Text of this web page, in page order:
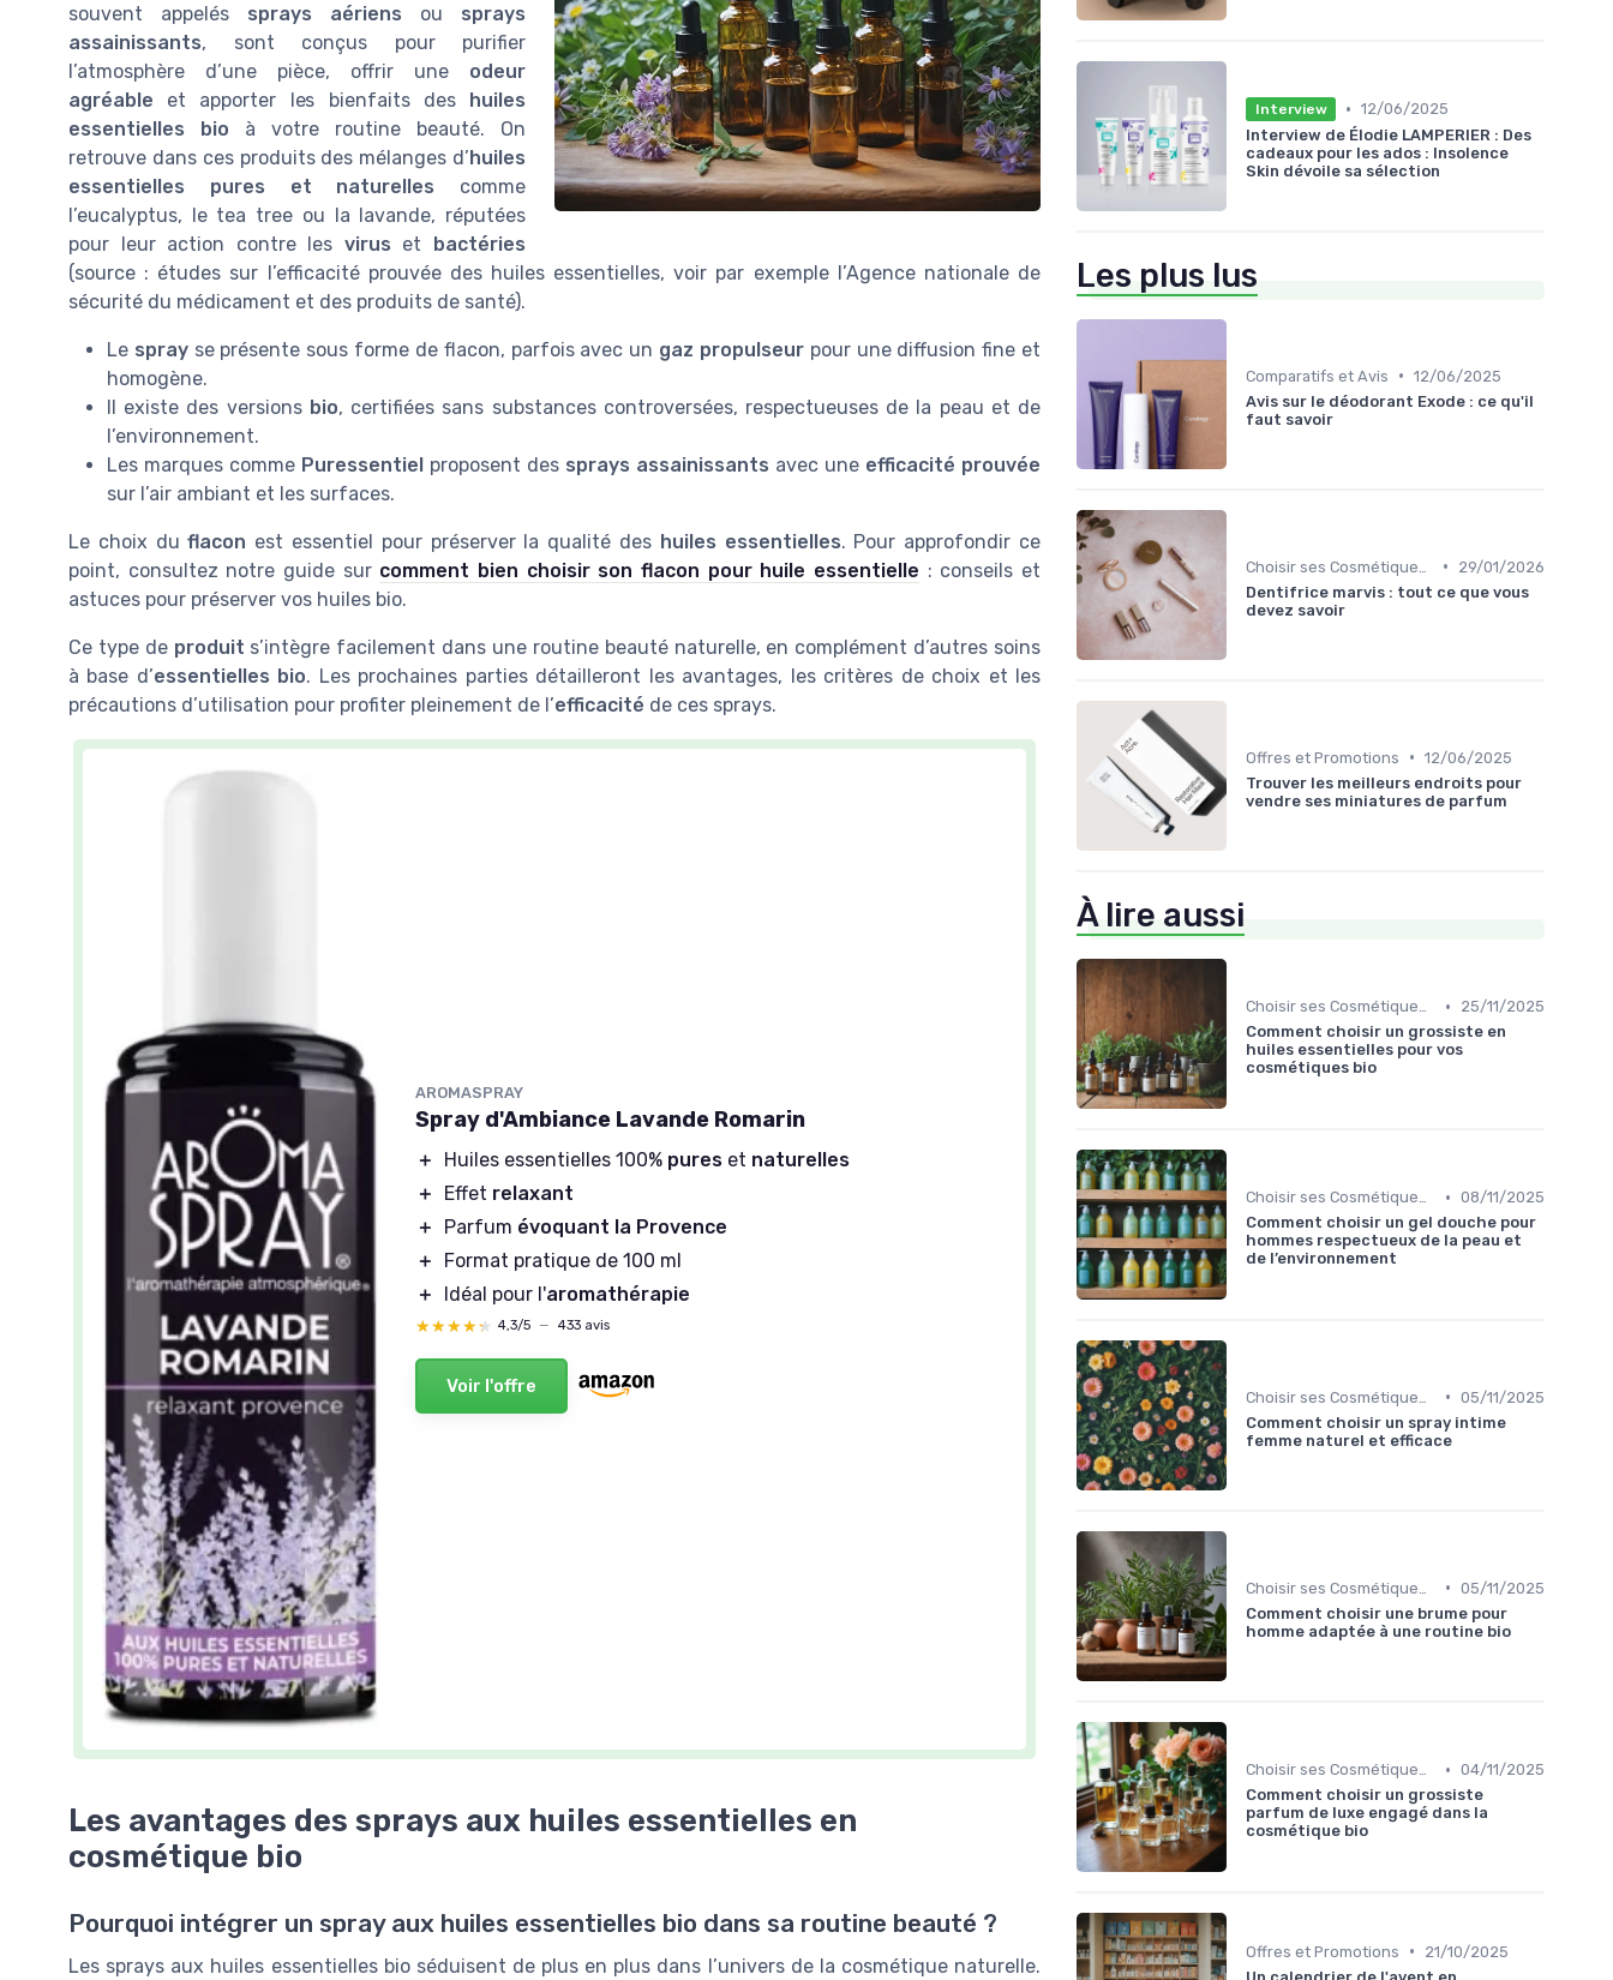
souvent appelés sprays aériens ou sprays
assainissants, sont conçus pour purifier
l’atmosphère d’une pièce, offrir une odeur
agréable et apporter les bienfaits des
huiles
essentielles bio à votre routine beauté. On
retrouve dans ces produits des mélanges d’ huiles
essentielles pures et naturelles comme
l’eucalyptus, le tea tree ou la lavande, réputées
pour leur action contre les virus et
bactéries
(source : études sur l’efficacité prouvée des huiles essentielles, voir par exemple l’Agence nationale de
sécurité du médicament et des produits de santé).
Le sprayse présente sous forme de flacon, parfois avec un gaz propulseurpour une diffusion fine et
homogène.
Il existe des versions bio, certifiées sans substances controversées, respectueuses de la peau et de
l’environnement.
Les marques comme Puressentiel proposent des sprays assainissants avec une efficacité prouvée
sur l’air ambiant et les surfaces.
Le choix duflacon est essentiel pour préserver la qualité des huiles essentielles. Pour approfondir ce
point, consultez notre guide sur comment bien choisir son flacon pour huile essentielle : conseils et
astuces pour préserver vos huiles bio.
Ce type de produit s’intègre facilement dans une routine beauté naturelle, en complément d’autres soins
à base d’essentielles bio. Les prochaines parties détailleront les avantages, les critères de choix et les
précautions d’utilisation pour profiter pleinement de l’efficacité de ces sprays.
AROMASPRAY
Spray d'Ambiance Lavande Romarin
＋ Huiles essentielles 100% pures et naturelles
＋
Effet relaxant
＋
Parfum évoquant la Provence
＋
Format pratique de 100 ml
＋
Idéal pour l'aromathérapie
★★★★★
★★★★★ 4,3/5 — 433 avis
Voir l'offre
Les avantages des sprays aux huiles essentielles en
cosmétique bio
Pourquoi intégrer un spray aux huiles essentielles bio dans sa routine beauté ?
Les sprays aux huiles essentielles bio séduisent de plus en plus dans l’univers de la cosmétique naturelle.
Interview • 12/06/2025
Interview de Élodie LAMPERIER : Des
cadeaux pour les ados : Insolence
Skin dévoile sa sélection
Les plus lus
Comparatifs et Avis • 12/06/2025
Avis sur le déodorant Exode : ce qu'il
faut savoir
•
29/01/2026
Dentifrice marvis : tout ce que vous
devez savoir
Offres et Promotions • 12/06/2025
Trouver les meilleurs endroits pour
vendre ses miniatures de parfum
À lire aussi
Choisir ses Cosmétiques Bio •
25/11/2025
Comment choisir un grossiste en
huiles essentielles pour vos
cosmétiques bio
Choisir ses Cosmétiques Bio • 08/11/2025
Comment choisir un gel douche pour
hommes respectueux de la peau et
de l’environnement
• 05/11/2025
Comment choisir un spray intime
femme naturel et efficace
• 05/11/2025
Comment choisir une brume pour
homme adaptée à une routine bio
Choisir ses Cosmétiques Bio • 04/11/2025
Comment choisir un grossiste
parfum de luxe engagé dans la
cosmétique bio
Offres et Promotions •
21/10/2025